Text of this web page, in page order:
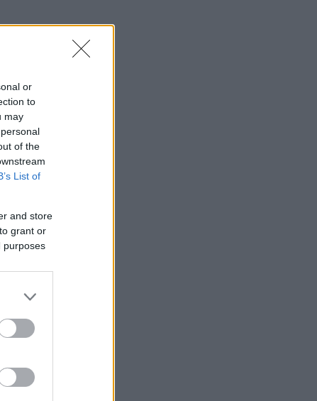
or
to
may
of the
List of
and store
grant or
purposes